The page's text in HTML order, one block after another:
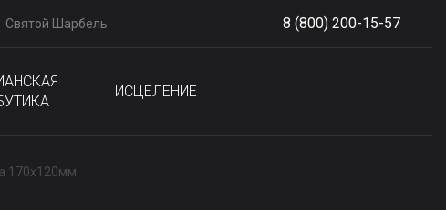
Святой Шарбель 8 (800) 200-15-57
ИСЦЕЛЕНИЕ
170x120мм